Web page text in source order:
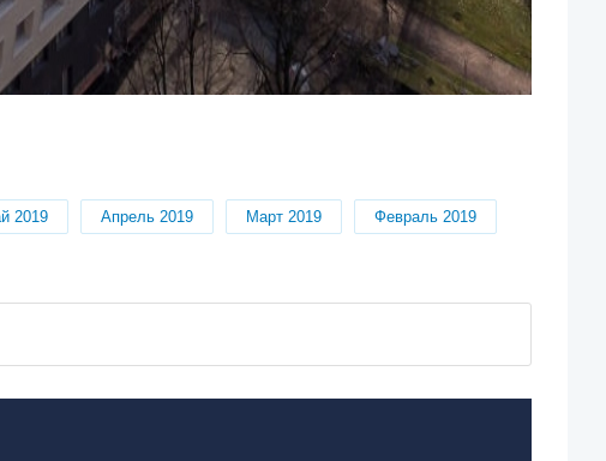
2019 Апрель 2019 Март 2019 Февраль 2019